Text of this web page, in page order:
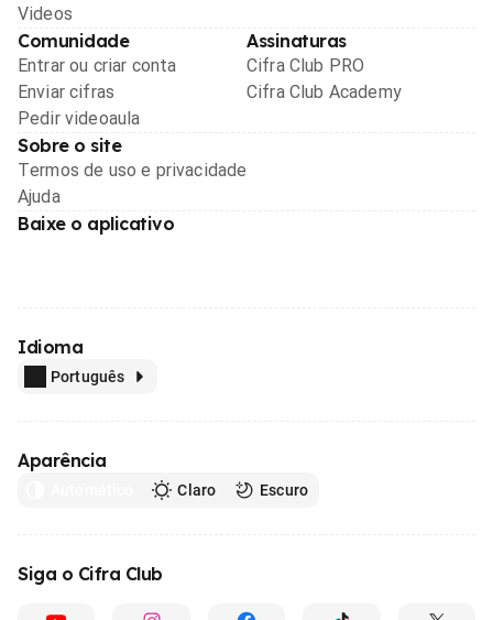
Videos
Comunidade
Entrar ou criar conta
Enviar cifras
Pedir videoaula
Assinaturas
Cifra Club PRO
Cifra Club Academy
Sobre o site
Termos de uso e privacidade
Ajuda
Baixe o aplicativo
Idioma
Português
Aparência
Claro Escuro
Siga o Cifra Club